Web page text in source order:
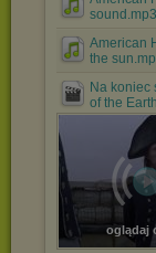
sound.mp3
American
the
Na koniec
of the
oglądaj